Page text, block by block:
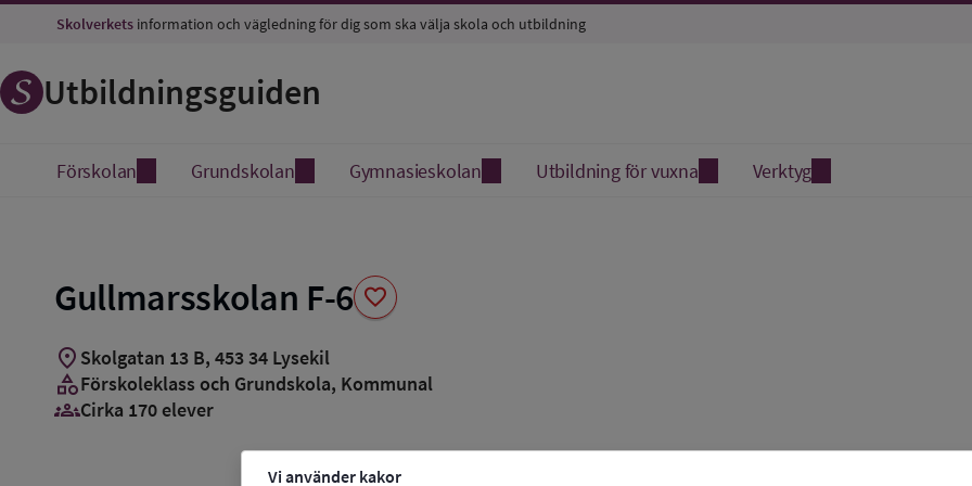
Vi använder kakor
Skolverkets information och vägledning för dig som ska välja skola och utbildning
Utbildningsguiden
Förskolan Grundskolan Gymnasieskolan Utbildning för vuxna Verktyg
Gullmarsskolan F-6 favorite
Spara
location_on Skolgatan 13 B, 453 34 Lysekil
categoryFörskoleklass och Grundskola, Kommunal
groups_3Cirka 170 elever